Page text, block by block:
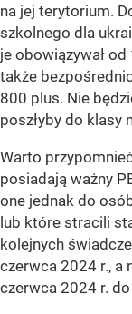
na jej terytorium.
szkolnego dla
je obowiązywał
także
800 plus. Nie
poszłyby do klasy
Warto
posiadają ważny
one jednak do
lub które stracili
kolejnych
czerwca 2024 r., a
czerwca 2024 r.